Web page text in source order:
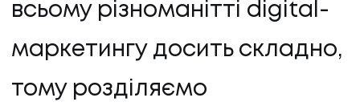
всьому різноманітті digital-
маркетингу досить складно,
тому розділяємо